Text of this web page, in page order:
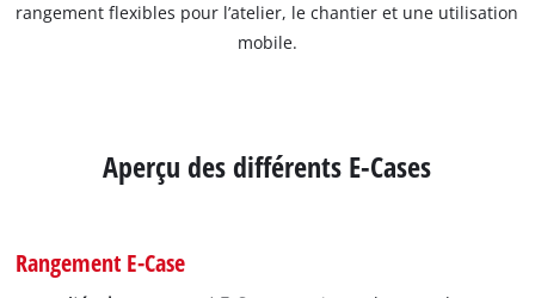
rangement flexibles pour l’atelier, le chantier et une utilisation
mobile.
Aperçu des différents E-Cases
Rangement E-Case